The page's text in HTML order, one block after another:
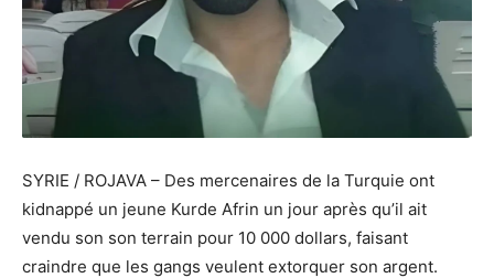
SYRIE / ROJAVA – Des mercenaires de la Turquie ont
kidnappé un jeune Kurde Afrin un jour après qu’il ait
vendu son son terrain pour 10 000 dollars, faisant
craindre que les gangs veulent extorquer son argent.